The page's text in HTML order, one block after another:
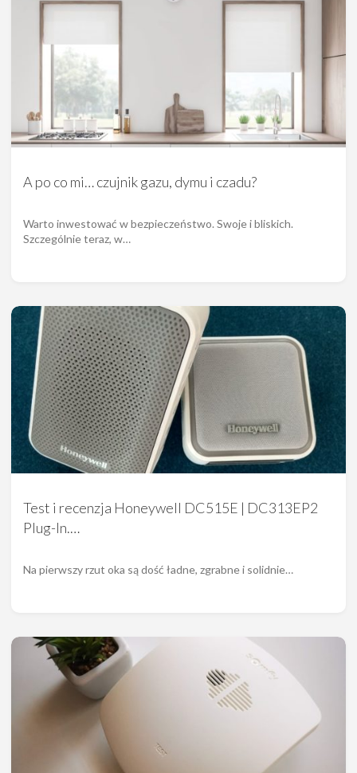
A po co mi… czujnik gazu, dymu i czadu?
Warto inwestować w bezpieczeństwo. Swoje i bliskich.
Szczególnie teraz, w…
Test i recenzja Honeywell DC515E | DC313EP2
Plug-In.…
Na pierwszy rzut oka są dość ładne, zgrabne i solidnie…